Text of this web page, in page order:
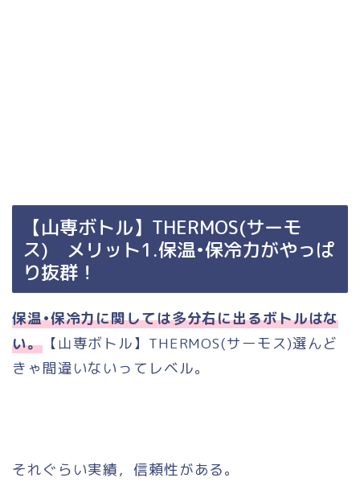
【山専ボトル】THERMOS(サーモ
ス) メリット1.保温•保冷力がやっぱ
り抜群！
保温•保冷力に関しては多分右に出るボトルはな
い。【山専ボトル】THERMOS(サーモス)選んど
きゃ間違いないってレベル。
それぐらい実績，信頼性がある。